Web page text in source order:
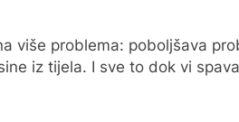
više problema: poboljšava
iz tijela. I sve to dok vi